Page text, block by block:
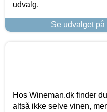
udvalg.
Se udvalget
Hos Wineman.dk finder
altså ikke selve vinen,